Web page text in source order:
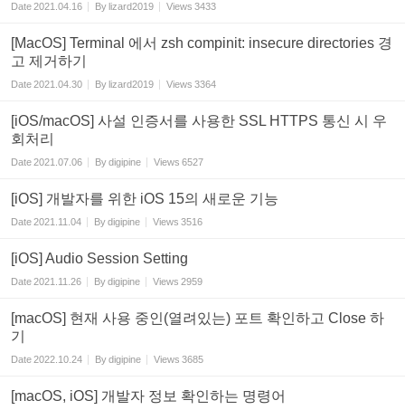
Date2021.04.16 Bylizard2019 Views 3433
[MacOS] Terminal 에서 zsh compinit: insecure directories 경
고 제거하기
Date2021.04.30 Bylizard2019 Views 3364
[iOS/macOS] 사설 인증서를 사용한 SSL HTTPS 통신 시 우
회처리
Date2021.07.06 Bydigipine Views 6527
[iOS] 개발자를 위한 iOS 15의 새로운 기능
Date2021.11.04 Bydigipine Views 3516
[iOS] Audio Session Setting
Date2021.11.26 Bydigipine Views 2959
[macOS] 현재 사용 중인(열려있는) 포트 확인하고 Close 하
기
Date2022.10.24 Bydigipine Views 3685
[macOS, iOS] 개발자 정보 확인하는 명령어